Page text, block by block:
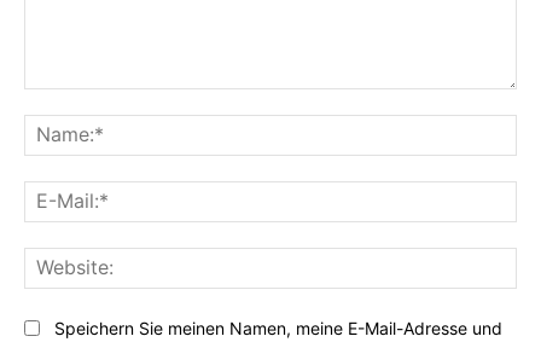
Speichern Sie meinen Namen, meine E-Mail-Adresse und